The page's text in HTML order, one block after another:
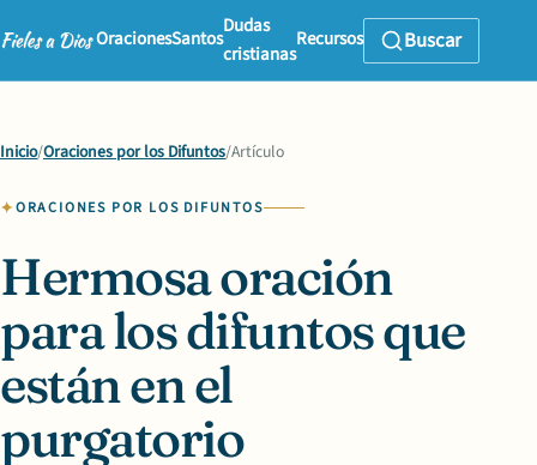
OracionesSantos
Dudas
cristianas
Recursos Buscar
Inicio/Oraciones por los Difuntos/Artículo
ORACIONES POR LOS DIFUNTOS
Hermosa oración
para los difuntos que
están en el
purgatorio